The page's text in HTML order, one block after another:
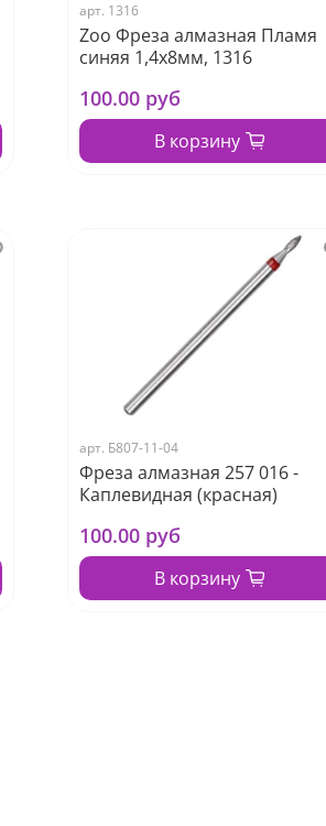
арт. 1316
Zoo Фреза алмазная Пламя
синяя 1,4х8мм, 1316
100.00 руб
В корзину
арт. Б807-11-04
Фреза алмазная 257 016 -
Каплевидная (красная)
100.00 руб
В корзину